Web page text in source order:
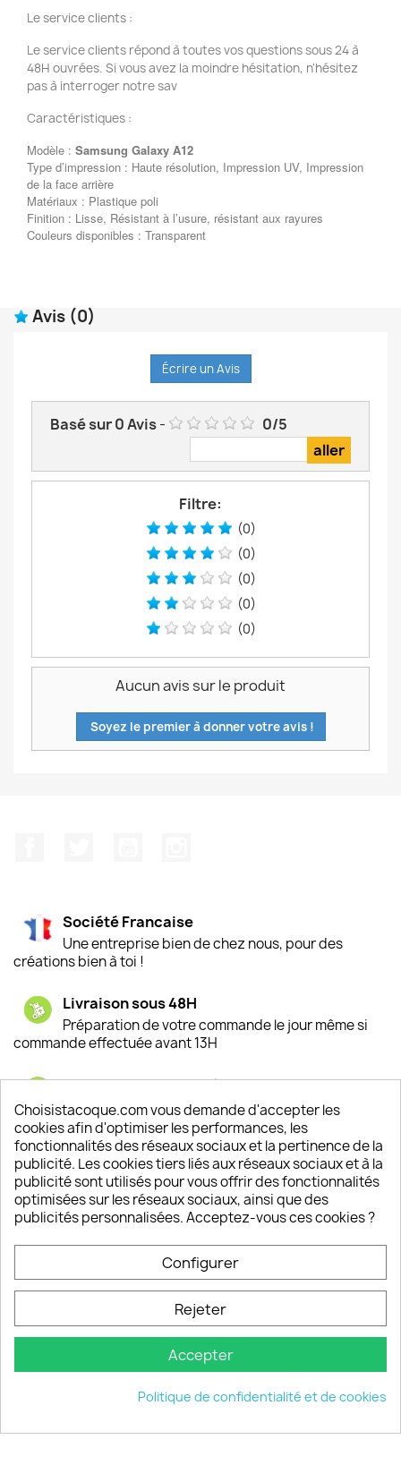
Le service clients :
Le service clients répond à toutes vos questions sous 24 à
48H ouvrées. Si vous avez la moindre hésitation, n'hésitez
pas à interroger notre sav
Caractéristiques :
Modèle : Samsung Galaxy A12
Type d’impression : Haute résolution, Impression UV, Impression
de la face arrière
Matériaux : Plastique poli
Finition : Lisse, Résistant à l’usure, résistant aux rayures
Couleurs disponibles : Transparent
Avis (0)
Écrire un Avis
Basé sur0Avis- 0/5
Filtre:
(0)
(0)
(0)
(0)
(0)
Aucun avis sur le produit
Soyez le premier à donner votre avis !
Société Francaise
Une entreprise bien de chez nous, pour des
créations bien à toi !
Livraison sous 48H
Préparation de votre commande le jour même si
commande effectuée avant 13H
Satisfaction de nos clients
Depuis 2009, entre 92% et 94% de nos clients
sont satisfaits de nos produits
Un SAV à votre écoute
Notre SAV est disponible 6/7J de 10h à 18H
keyboard_arrow_down
© 2026 - choisistacoque.com
Choisistacoque.com vous demande d'accepter les
cookies afin d'optimiser les performances, les
fonctionnalités des réseaux sociaux et la pertinence de la
publicité. Les cookies tiers liés aux réseaux sociaux et à la
publicité sont utilisés pour vous offrir des fonctionnalités
optimisées sur les réseaux sociaux, ainsi que des
publicités personnalisées. Acceptez-vous ces cookies ?
Configurer
Rejeter
Accepter
Politique de confidentialité et de cookies